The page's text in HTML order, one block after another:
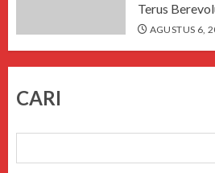
Terus
AGUSTUS 6,
CARI